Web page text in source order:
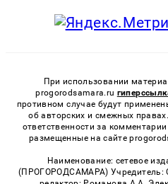
При использовании
progorodsamara.ru
противном случае будут
об авторских и смежных
ответственности за
размещенные на сайте
Наименование: сетевое
(ПРОГОРОДСАМАРА) Учредитель: